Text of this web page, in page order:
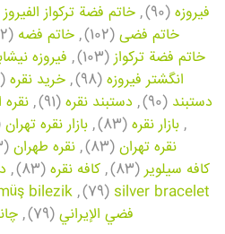
فیروزه (90)
, خاتم فضة تركواز الفيروز
خاتم فضی (102)
, خاتم فضه (102)
خاتم فضة تركواز (103)
, فیروزه
انگشتر فیروزه (98)
, خرید نقره (97)
دستبند (90)
, دستبند نقره (91)
, نقره
, بازار نقره (83)
, بازار نقره تهران
نقره تهران (83)
, نقره طهران (83)
کافه سیلویر (83)
, کافه نقره (83)
,
silver bracelet
(79)
,
bilezik
فضي الإيراني (79)
,